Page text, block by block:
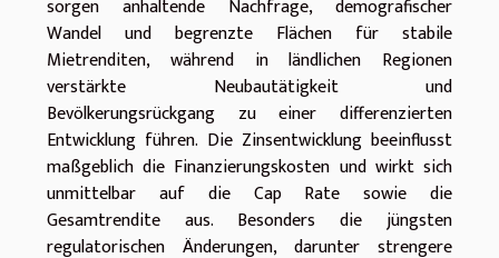
sorgen anhaltende Nachfrage, demografischer
Wandel und begrenzte Flächen für stabile
Mietrenditen, während in ländlichen Regionen
verstärkte Neubautätigkeit und
Bevölkerungsrückgang zu einer differenzierten
Entwicklung führen. Die Zinsentwicklung beeinflusst
maßgeblich die Finanzierungskosten und wirkt sich
unmittelbar auf die Cap Rate sowie die
Gesamtrendite aus. Besonders die jüngsten
regulatorischen Änderungen, darunter strengere